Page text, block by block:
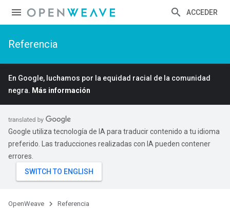
ACCEDER
Referencia
En Google, luchamos por la equidad racial de la comunidad
negra. Más información
Google utiliza tecnología de IA para traducir contenido a tu idioma
preferido. Las traducciones realizadas con IA pueden contener
errores.
OpenWeave Referencia